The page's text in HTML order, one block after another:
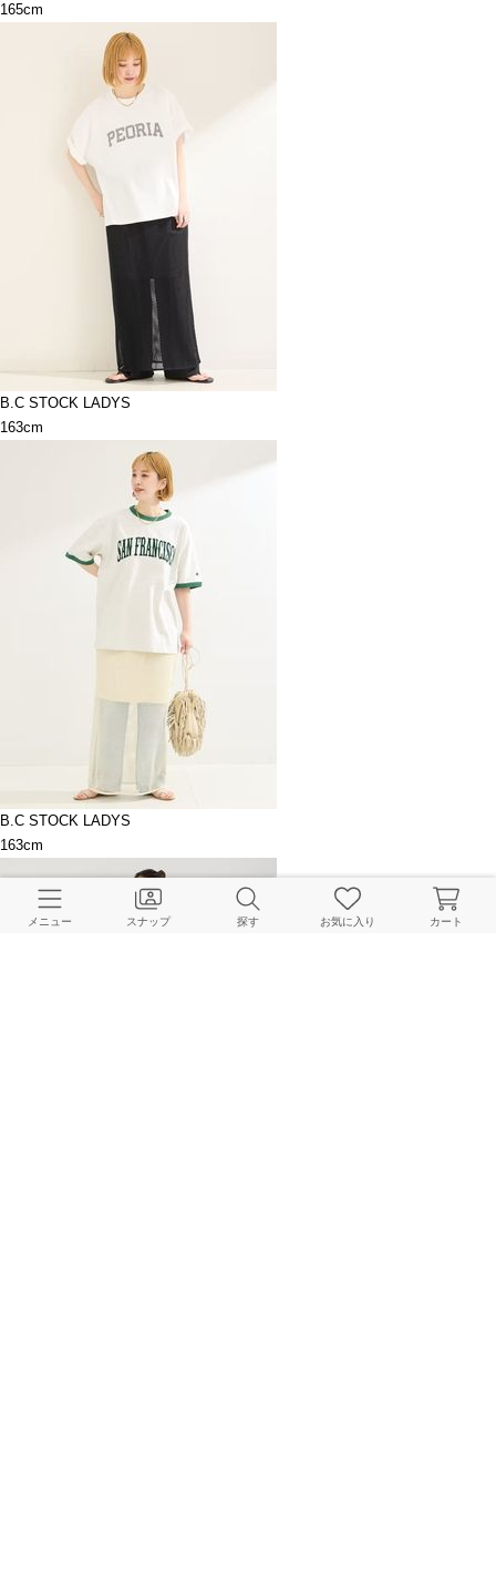
165cm
B.C STOCK LADYS
163cm
B.C STOCK LADYS
163cm
メニュー スナップ 探す お気に入り カート